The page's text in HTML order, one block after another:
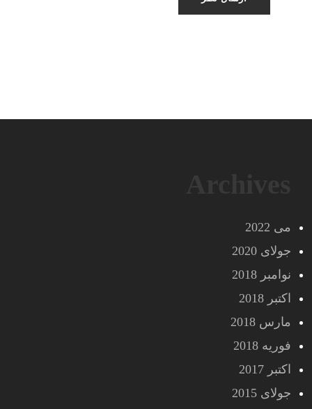
می 2022
جولای 2020
نوامبر 2018
اکتبر 2018
مارس 2018
فوریه 2018
اکتبر 2017
جولای 2015